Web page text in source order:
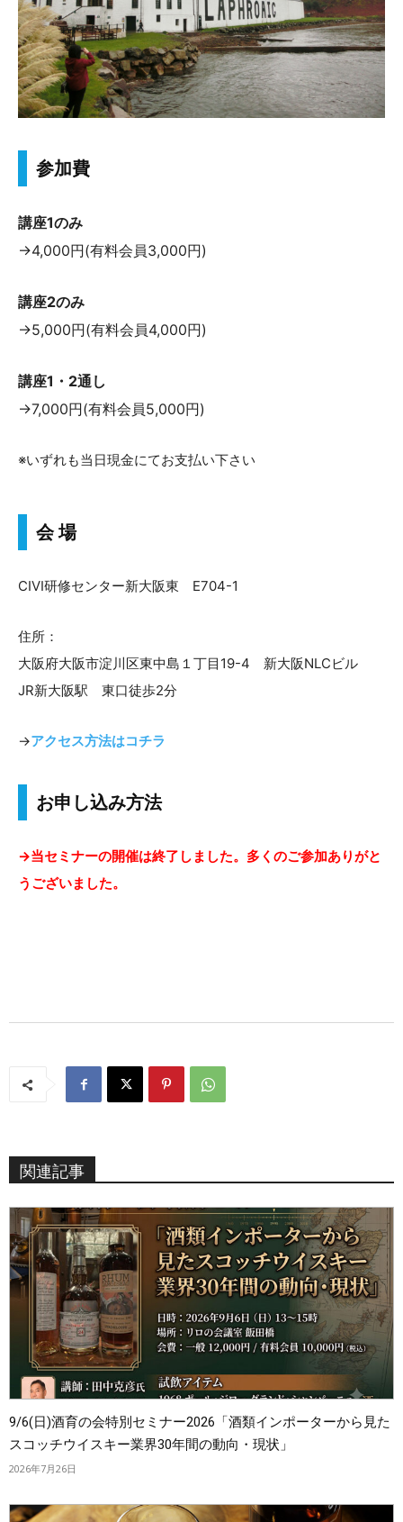
参加費
講座1のみ
→4,000円(有料会員3,000円)
講座2のみ
→5,000円(有料会員4,000円)
講座1・2通し
→7,000円(有料会員5,000円)
※いずれも当日現金にてお支払い下さい
会 場
CIVI研修センター新大阪東 E704-1
住所：
大阪府大阪市淀川区東中島１丁目19-4 新大阪NLCビル
JR新大阪駅 東口徒歩2分
→アクセス方法はコチラ
お申し込み方法
→当セミナーの開催は終了しました。多くのご参加ありがと
うございました。
関連記事
9/6(日)酒育の会特別セミナー2026「酒類インポーターから見た
スコッチウイスキー業界30年間の動向・現状」
2026年7月26日